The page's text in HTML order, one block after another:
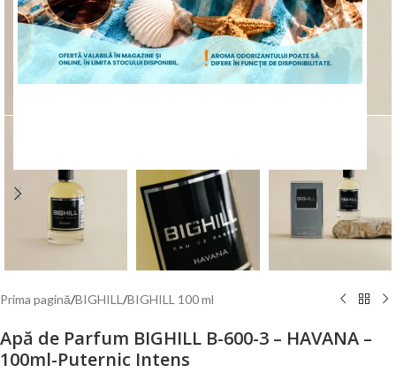
Mărește poza
Prima pagină/BIGHILL /BIGHILL 100 ml
Apă de Parfum BIGHILL B-600-3 – HAVANA –
100ml-Puternic Intens